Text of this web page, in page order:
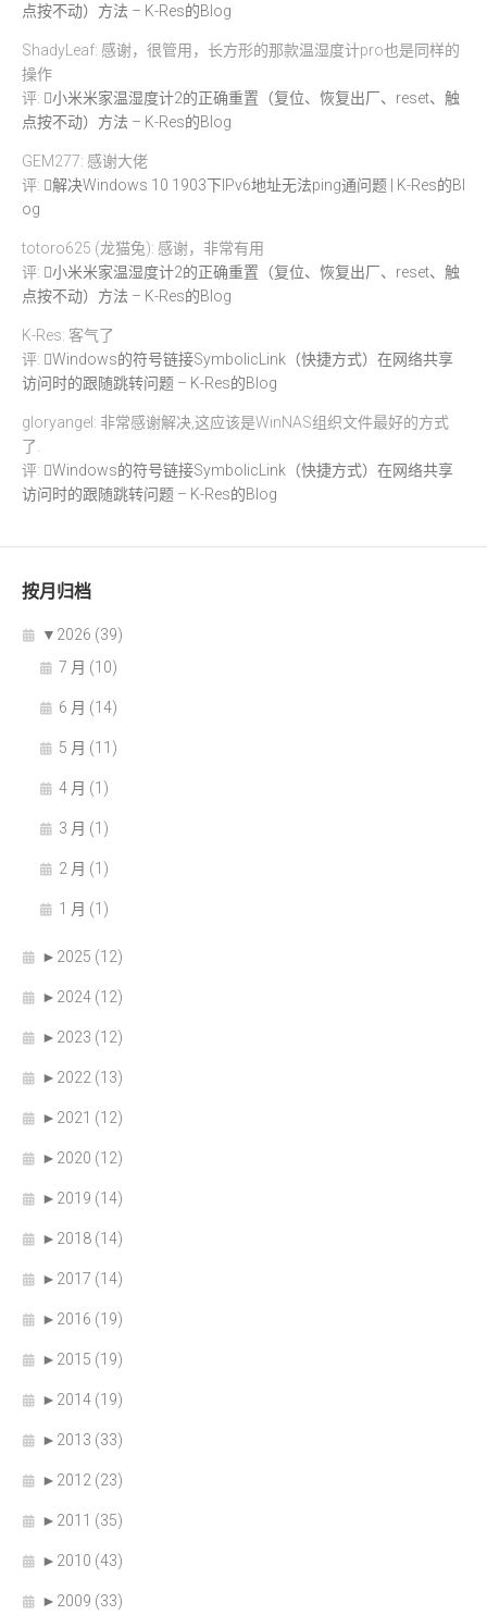
点按不动）方法 – K-Res的Blog
ShadyLeaf: 感谢，很管用，长方形的那款温湿度计pro也是同样的
操作
评:
小米米家温湿度计2的正确重置（复位、恢复出厂、reset、触
点按不动）方法 – K-Res的Blog
GEM277: 感谢大佬
评:
解决Windows 10 1903下IPv6地址无法ping通问题 | K-Res的Bl
og
totoro625 (龙猫兔): 感谢，非常有用
评:
小米米家温湿度计2的正确重置（复位、恢复出厂、reset、触
点按不动）方法 – K-Res的Blog
K-Res: 客气了
评:
Windows的符号链接SymbolicLink（快捷方式）在网络共享
访问时的跟随跳转问题 – K-Res的Blog
gloryangel: 非常感谢解决,这应该是WinNAS组织文件最好的方式
了.
评:
Windows的符号链接SymbolicLink（快捷方式）在网络共享
访问时的跟随跳转问题 – K-Res的Blog
按月归档
▼ 2026 (39)
7 月 (10)
6 月 (14)
5 月 (11)
4 月 (1)
3 月 (1)
2 月 (1)
1 月 (1)
► 2025 (12)
► 2024 (12)
► 2023 (12)
► 2022 (13)
► 2021 (12)
► 2020 (12)
► 2019 (14)
► 2018 (14)
► 2017 (14)
► 2016 (19)
► 2015 (19)
► 2014 (19)
► 2013 (33)
► 2012 (23)
► 2011 (35)
► 2010 (43)
► 2009 (33)